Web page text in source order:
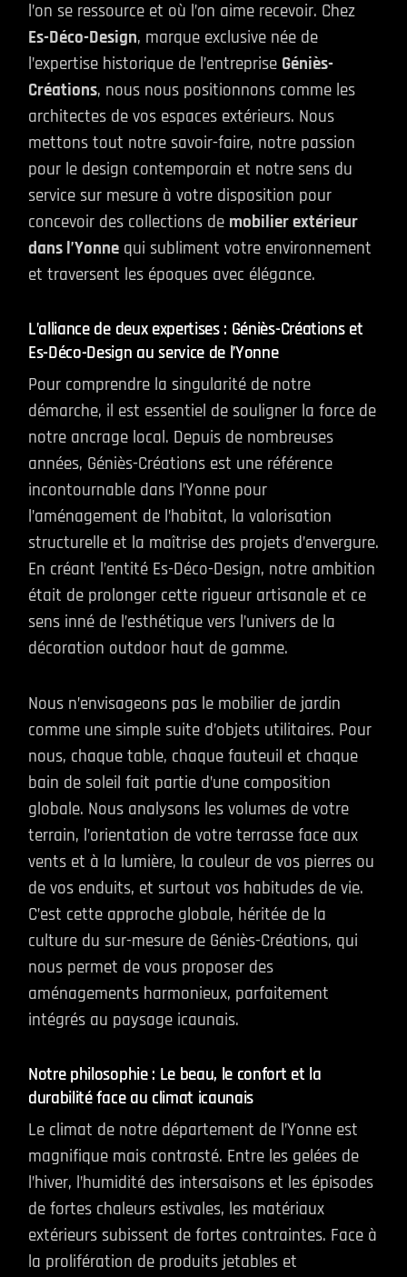
l’on se ressource et où l’on aime recevoir. Chez
Es-Déco-Design, marque exclusive née de
l’expertise historique de l’entreprise Géniès-
Créations, nous nous positionnons comme les
architectes de vos espaces extérieurs. Nous
mettons tout notre savoir-faire, notre passion
pour le design contemporain et notre sens du
service sur mesure à votre disposition pour
concevoir des collections de mobilier extérieur
dans l’Yonne qui subliment votre environnement
et traversent les époques avec élégance.
L’alliance de deux expertises : Géniès-Créations et
Es-Déco-Design au service de l’Yonne
Pour comprendre la singularité de notre
démarche, il est essentiel de souligner la force de
notre ancrage local. Depuis de nombreuses
années, Géniès-Créations est une référence
incontournable dans l’Yonne pour
l’aménagement de l’habitat, la valorisation
structurelle et la maîtrise des projets d’envergure.
En créant l’entité Es-Déco-Design, notre ambition
était de prolonger cette rigueur artisanale et ce
sens inné de l’esthétique vers l’univers de la
décoration outdoor haut de gamme.
Nous n’envisageons pas le mobilier de jardin
comme une simple suite d’objets utilitaires. Pour
nous, chaque table, chaque fauteuil et chaque
bain de soleil fait partie d’une composition
globale. Nous analysons les volumes de votre
terrain, l’orientation de votre terrasse face aux
vents et à la lumière, la couleur de vos pierres ou
de vos enduits, et surtout vos habitudes de vie.
C’est cette approche globale, héritée de la
culture du sur-mesure de Géniès-Créations, qui
nous permet de vous proposer des
aménagements harmonieux, parfaitement
intégrés au paysage icaunais.
Notre philosophie : Le beau, le confort et la
durabilité face au climat icaunais
Le climat de notre département de l’Yonne est
magnifique mais contrasté. Entre les gelées de
l’hiver, l’humidité des intersaisons et les épisodes
de fortes chaleurs estivales, les matériaux
extérieurs subissent de fortes contraintes. Face à
la prolifération de produits jetables et